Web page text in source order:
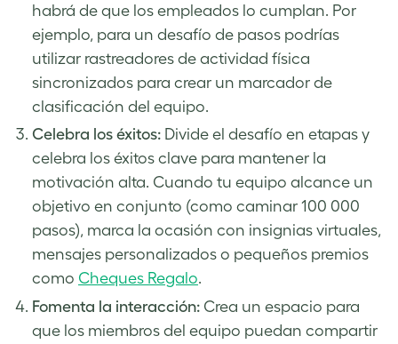
habrá de que los empleados lo cumplan. Por
ejemplo, para un desafío de pasos podrías
utilizar rastreadores de actividad física
sincronizados para crear un marcador de
clasificación del equipo.
Celebra los éxitos: Divide el desafío en etapas y
celebra los éxitos clave para mantener la
motivación alta. Cuando tu equipo alcance un
objetivo en conjunto (como caminar 100 000
pasos), marca la ocasión con insignias virtuales,
mensajes personalizados o pequeños premios
como Cheques Regalo.
Fomenta la interacción: Crea un espacio para
que los miembros del equipo puedan compartir